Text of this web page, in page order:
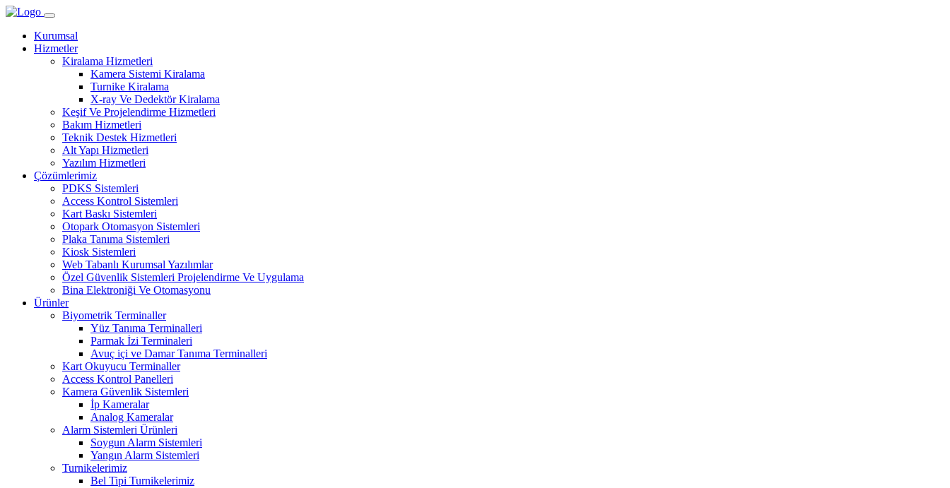
Kurumsal
Hizmetler
Kiralama Hizmetleri
Kamera Sistemi Kiralama
Turnike Kiralama
X-ray Ve Dedektör Kiralama
Keşif Ve Projelendirme Hizmetleri
Bakım Hizmetleri
Teknik Destek Hizmetleri
Alt Yapı Hizmetleri
Yazılım Hizmetleri
Çözümlerimiz
PDKS Sistemleri
Access Kontrol Sistemleri
Kart Baskı Sistemleri
Otopark Otomasyon Sistemleri
Plaka Tanıma Sistemleri
Kiosk Sistemleri
Web Tabanlı Kurumsal Yazılımlar
Özel Güvenlik Sistemleri Projelendirme Ve Uygulama
Bina Elektroniği Ve Otomasyonu
Ürünler
Biyometrik Terminaller
Yüz Tanıma Terminalleri
Parmak İzi Terminaleri
Avuç içi ve Damar Tanıma Terminalleri
Kart Okuyucu Terminaller
Access Kontrol Panelleri
Kamera Güvenlik Sistemleri
İp Kameralar
Analog Kameralar
Alarm Sistemleri Ürünleri
Soygun Alarm Sistemleri
Yangın Alarm Sistemleri
Turnikelerimiz
Bel Tipi Turnikelerimiz